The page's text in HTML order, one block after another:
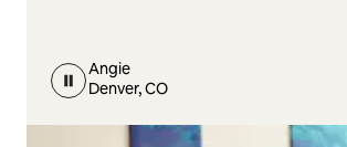
Angie
Denver, CO